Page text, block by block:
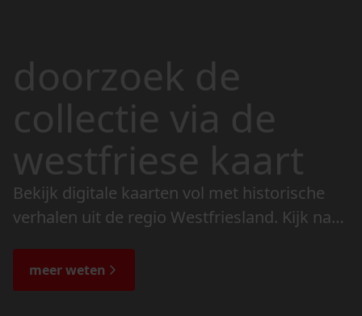
doorzoek de
collectie via de
westfriese kaart
Bekijk digitale kaarten vol met historische
verhalen uit de regio Westfriesland. Kijk naar
de bijzondere verhalen.
meer weten